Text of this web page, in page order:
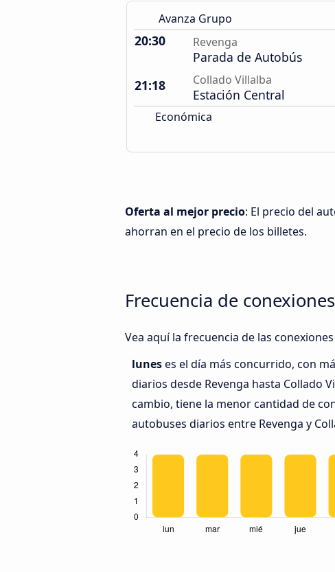
Avanza Grupo
20:30 Revenga
Parada de Autobús
21:18
Collado Villalba
Estación Central
Económica
Oferta al mejor precio: El precio del
ahorran en el precio de los billetes.
Frecuencia de
Vea aquí la frecuencia de las
luneses el día más concurrido, con
diarios desde Revenga hasta Collado
cambio, tiene la menor cantidad de
autobuses diarios entre Revenga y